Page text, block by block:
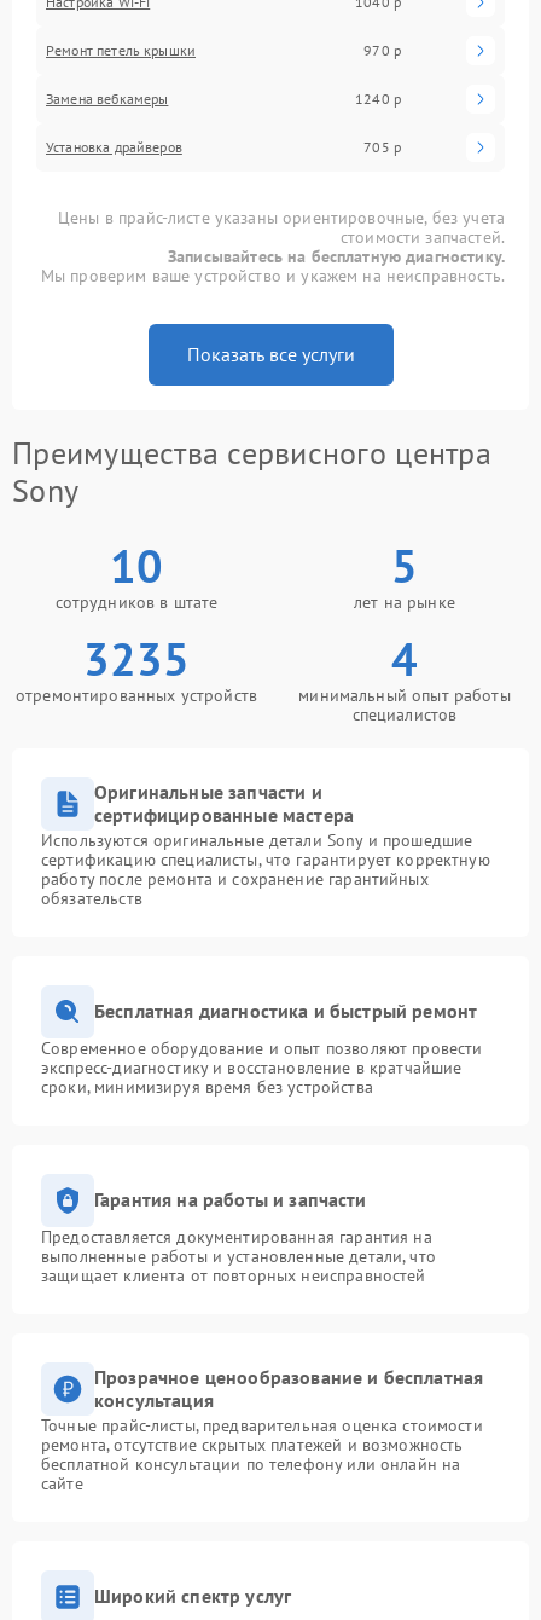
Ремонт петель крышки 970 р
Замена вебкамеры 1240 р
Установка драйверов 705 р
Цены в прайс-листе указаны ориентировочные, без учета
стоимости запчастей.
Записывайтесь на бесплатную диагностику.
Мы проверим ваше устройство и укажем на неисправность.
Показать все услуги
Преимущества сервисного центра
Sony
10
сотрудников в штате
5
лет на рынке
3235
отремонтированных устройств
4
минимальный опыт работы
специалистов
Оригинальные запчасти и
сертифицированные мастера
Используются оригинальные детали Sony и прошедшие
сертификацию специалисты, что гарантирует корректную
работу после ремонта и сохранение гарантийных
обязательств
Бесплатная диагностика и быстрый ремонт
Современное оборудование и опыт позволяют провести
экспресс-диагностику и восстановление в кратчайшие
сроки, минимизируя время без устройства
Гарантия на работы и запчасти
Предоставляется документированная гарантия на
выполненные работы и установленные детали, что
защищает клиента от повторных неисправностей
Прозрачное ценообразование и бесплатная
консультация
Точные прайс-листы, предварительная оценка стоимости
ремонта, отсутствие скрытых платежей и возможность
бесплатной консультации по телефону или онлайн на
сайте
Широкий спектр услуг